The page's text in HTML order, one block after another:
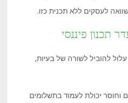
תכנון פיננסי
להוביל לשורה של בעיות,
וחוסר יכולת לעמוד בתשלומים